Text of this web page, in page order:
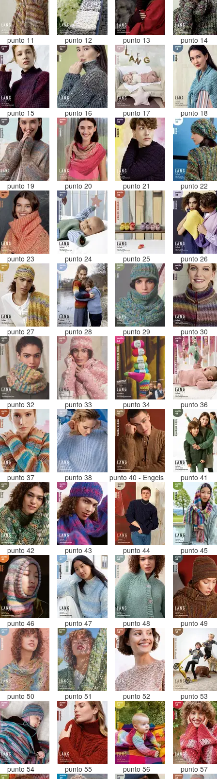
punto 11 punto 12 punto 13 punto 14
punto 15 punto 16 punto 17 punto 18
punto 19 punto 20 punto 21 punto 22
punto 23 punto 24 punto 25 punto 26
punto 27 punto 28 punto 29 punto 30
punto 32 punto 33 punto 34 punto 36
punto 37 punto 38 punto 40 - Engels punto 41
punto 42 punto 43 punto 44 punto 45
punto 46 punto 47 punto 48 punto 49
punto 50 punto 51 punto 52 punto 53
punto 54 punto 55 punto 56 punto 57